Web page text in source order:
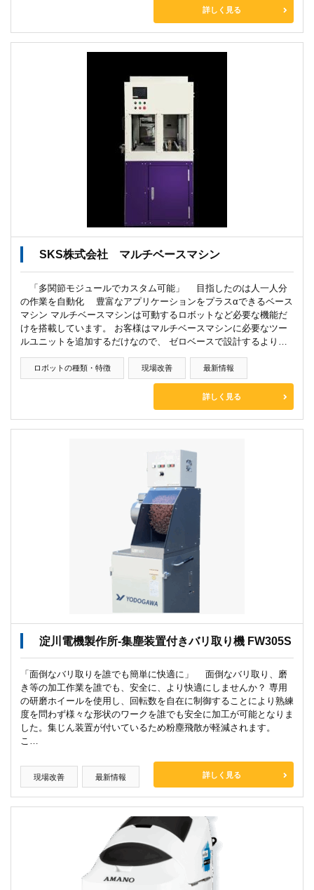
詳しく見る
SKS株式会社 マルチベースマシン
「多関節モジュールでカスタム可能」 目指したのは人一人分
の作業を自動化 豊富なアプリケーションをプラスαできるベース
マシン マルチベースマシンは可動するロボットなど必要な機能だ
けを搭載しています。 お客様はマルチベースマシンに必要なツー
ルユニットを追加するだけなので、 ゼロベースで設計するより…
ロボットの種類・特徴 現場改善 最新情報
詳しく見る
淀川電機製作所-集塵装置付きバリ取り機 FW305S
「面倒なバリ取りを誰でも簡単に快適に」 面倒なバリ取り、磨
き等の加工作業を誰でも、安全に、より快適にしませんか？ 専用
の研磨ホイールを使用し、回転数を自在に制御することにより熟練
度を問わず様々な形状のワークを誰でも安全に加工が可能となりま
した。集じん装置が付いているため粉塵飛散が軽減されます。
こ…
現場改善 最新情報 詳しく見る